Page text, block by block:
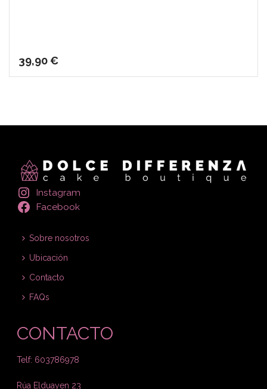
39,90€
Instagram
Facebook
Sobre nosotros
Ubicación
Contacto
FAQs
CONTACTO
Telf: 603786978
Rúa Elduayen 23